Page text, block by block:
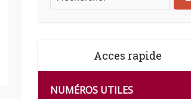
Acces rapide
NUMÉROS UTILES